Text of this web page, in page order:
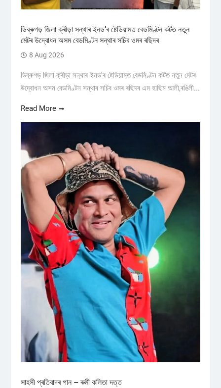
ডিব্ৰুগড় জিলা ক্ৰীড়া সন্থাৰ ইনড’ৰ ষ্টেডিয়ামত বেডমিণ্টন কৰ্টত নতুন
মেটৰ উদ্বোধন অসম বেডমিণ্টন সন্থাৰ সচিব ওমৰ ৰছিদৰ
8 Aug 2026
ডিব্ৰুগড় জিলা ক্ৰীড়া সন্থাৰ ইনড'ৰ ষ্টেডিয়ামত বেডমিণ্টন কৰ্টত নতুন মেটৰ
উদ্বোধন অসম বেডমিণ্টন সন্থাৰ সচিব ওমৰ ৰছিদৰ এম হাছিম আলী,ৰঙিলী...
Read More
সাহসী প্ৰতিবাদৰ গান – ৰুমী কলিতা দত্ত